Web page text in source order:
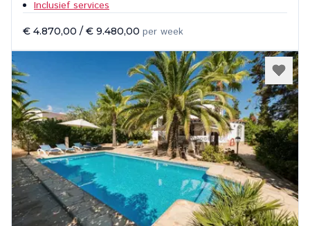
Inclusief services
€ 4.870,00 / € 9.480,00 per week